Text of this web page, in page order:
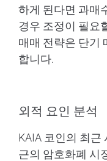
하게 된다면 과매
경우 조정이 필요
매매 전략은 단기
합니다.
외적 요인 분석
KAIA 코인의 최근
근의 암호화폐 시